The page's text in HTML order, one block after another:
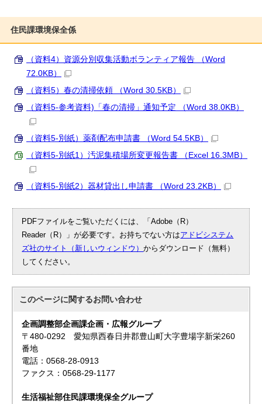
住民課環境保全係
（資料4）資源分別収集活動ボランティア報告 （Word
72.0KB）
（資料5）春の清掃依頼 （Word 30.5KB）
（資料5-参考資料)「春の清掃」通知予定 （Word 38.0KB）
（資料5-別紙）薬剤配布申請書 （Word 54.5KB）
（資料5-別紙1）汚泥集積場所変更報告書 （Excel 16.3MB）
（資料5-別紙2）器材貸出し申請書 （Word 23.2KB）
PDFファイルをご覧いただくには、「Adobe（R）
Reader（R）」が必要です。お持ちでない方はアドビシステム
ズ社のサイト（新しいウィンドウ）からダウンロード（無料）
してください。
このページに関するお問い合わせ
企画調整部企画課企画・広報グループ
〒480-0292 愛知県西春日井郡豊山町大字豊場字新栄260
番地
電話：0568-28-0913
ファクス：0568-29-1177
生活福祉部住民課環境保全グループ